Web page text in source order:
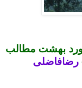
بهشت مطالب
رضافاضلی